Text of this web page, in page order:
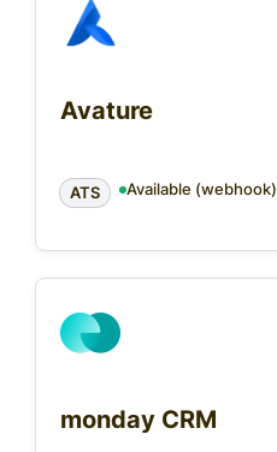
Avature
ATS Available (webhook)
monday CRM